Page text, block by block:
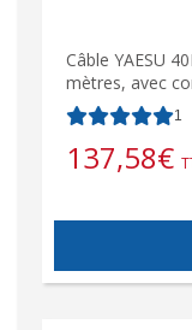
Câble YAESU
mètres, avec
1
137,58€